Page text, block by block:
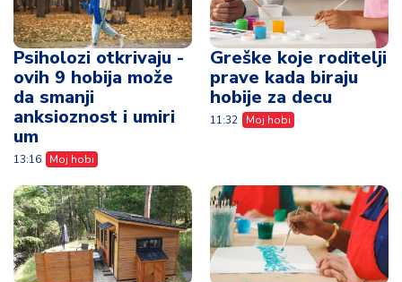
Psiholozi otkrivaju -
ovih 9 hobija može
da smanji
anksioznost i umiri
um
13:16 Moj hobi
Greške koje roditelji
prave kada biraju
hobije za decu
11:32 Moj hobi